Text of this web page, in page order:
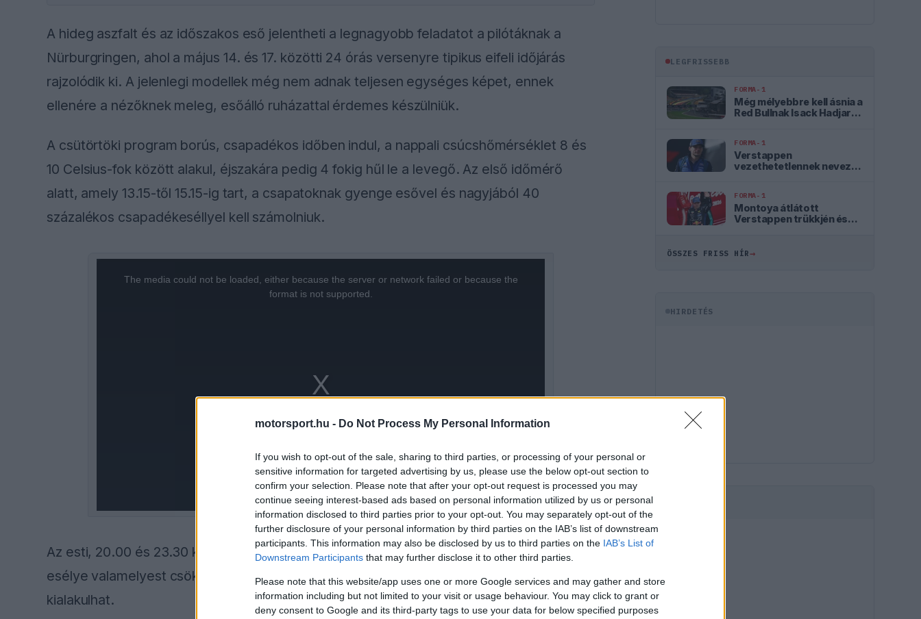
motorsport.hu - Do Not Process My Personal Information
If you wish to opt-out of the sale, sharing to third parties, or processing of your personal or
sensitive information for targeted advertising by us, please use the below opt-out section to
confirm your selection. Please note that after your opt-out request is processed you may
continue seeing interest-based ads based on personal information utilized by us or personal
information disclosed to third parties prior to your opt-out. You may separately opt-out of the
further disclosure of your personal information by third parties on the IAB’s list of downstream
participants. This information may also be disclosed by us to third parties on the IAB’s List of
Downstream Participants that may further disclose it to other third parties.
Please note that this website/app uses one or more Google services and may gather and store
information including but not limited to your visit or usage behaviour. You may click to grant or
deny consent to Google and its third-party tags to use your data for below specified purposes
A hideg aszfalt és az időszakos eső jelentheti a legnagyobb feladatot a pilótáknak a
Nürburgringen, ahol a május 14. és 17. közötti 24 órás versenyre tipikus eifeli időjárás
rajzolódik ki. A jelenlegi modellek még nem adnak teljesen egységes képet, ennek
ellenére a nézőknek meleg, esőálló ruházattal érdemes készülniük.
A csütörtöki program borús, csapadékos időben indul, a nappali csúcshőmérséklet 8 és
10 Celsius-fok között alakul, éjszakára pedig 4 fokig hűl le a levegő. Az első időmérő
alatt, amely 13.15-től 15.15-ig tart, a csapatoknak gyenge esővel és nagyjából 40
százalékos csapadékeséllyel kell számolniuk.
The media could not be loaded, either because the server or network failed or because the
format is not supported.
Az esti, 20.00 és 23.30 közötti második időmérőn is zárt felhőzet várható, bár az eső
esélye valamelyest csökken. Az éjszaka hideg marad, a párás levegőben pedig köd is
kialakulhat.
LEGFRISSEBB
FORMA-1
Még mélyebbre kell ásnia a
Red Bullnak Isack Hadjar
FORMA-1
Verstappen
vezethetetlennek nevezte
FORMA-1
Montoya átlátott
Verstappen trükkjén és
ÖSSZES FRISS HÍR→
HIRDETÉS